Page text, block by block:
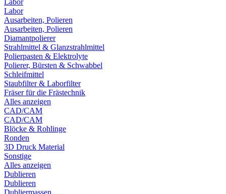
Labor
Labor
Ausarbeiten, Polieren
Ausarbeiten, Polieren
Diamantpolierer
Strahlmittel & Glanzstrahlmittel
Polierpasten & Elektrolyte
Polierer, Bürsten & Schwabbel
Schleifmittel
Staubfilter & Laborfilter
Fräser für die Frästechnik
Alles anzeigen
CAD/CAM
CAD/CAM
Blöcke & Rohlinge
Ronden
3D Druck Material
Sonstige
Alles anzeigen
Dublieren
Dublieren
Dubliermassen